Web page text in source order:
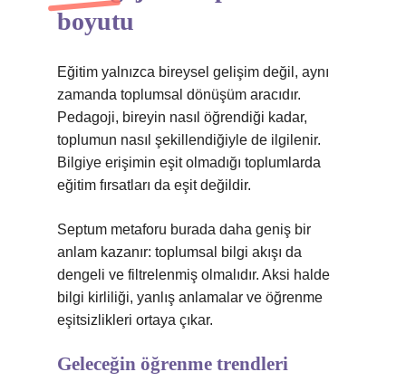
boyutu
Eğitim yalnızca bireysel gelişim değil, aynı
zamanda toplumsal dönüşüm aracıdır.
Pedagoji, bireyin nasıl öğrendiği kadar,
toplumun nasıl şekillendiğiyle de ilgilenir.
Bilgiye erişimin eşit olmadığı toplumlarda
eğitim fırsatları da eşit değildir.
Septum metaforu burada daha geniş bir
anlam kazanır: toplumsal bilgi akışı da
dengeli ve filtrelenmiş olmalıdır. Aksi halde
bilgi kirliliği, yanlış anlamalar ve öğrenme
eşitsizlikleri ortaya çıkar.
Geleceğin öğrenme trendleri